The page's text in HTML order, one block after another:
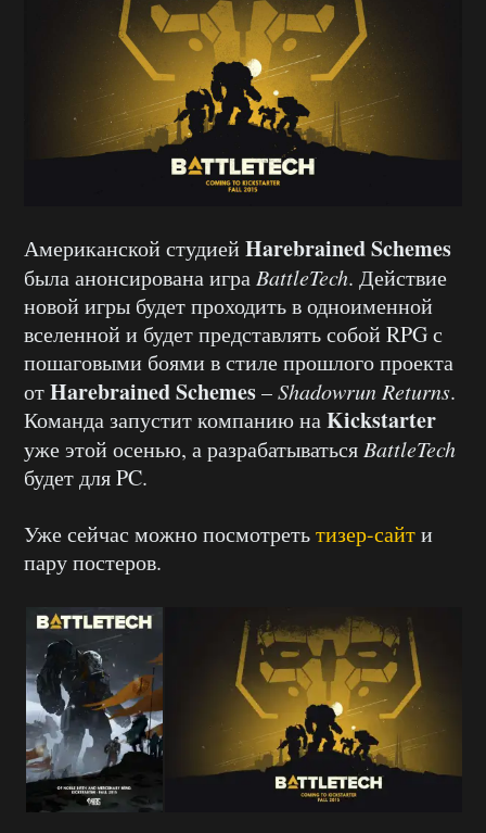
Американской студией Harebrained Schemes
была анонсирована игра BattleTech. Действие
новой игры будет проходить в одноименной
вселенной и будет представлять собой RPG с
пошаговыми боями в стиле прошлого проекта
отHarebrained Schemes–Shadowrun Returns.
Команда запустит компанию наKickstarter
уже этой осенью, а разрабатываться BattleTech
будет для PC.
Уже сейчас можно посмотретьтизер-сайти
пару постеров.